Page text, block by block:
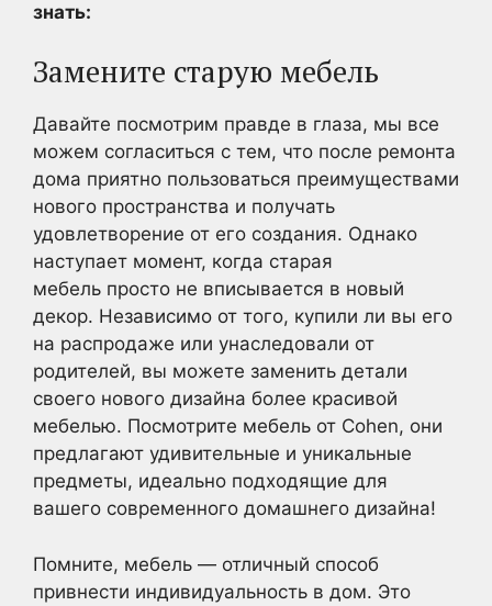
знать:
Замените старую мебель
Давайте посмотрим правде в глаза, мы все
можем согласиться с тем, что после ремонта
дома приятно пользоваться преимуществами
нового пространства и получать
удовлетворение от его создания. Однако
наступает момент, когда старая
мебель просто не вписывается в новый
декор. Независимо от того, купили ли вы его
на распродаже или унаследовали от
родителей, вы можете заменить детали
своего нового дизайна более красивой
мебелью. Посмотрите мебель от Cohen, они
предлагают удивительные и уникальные
предметы, идеально подходящие для
вашего современного домашнего дизайна!
Помните, мебель — отличный способ
привнести индивидуальность в дом. Это